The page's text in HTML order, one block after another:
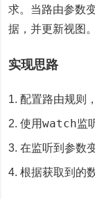
求。当路由参数
据，并更新视图。
实现思路
配置路由规则
使用watch监
在监听到参数
根据获取到的